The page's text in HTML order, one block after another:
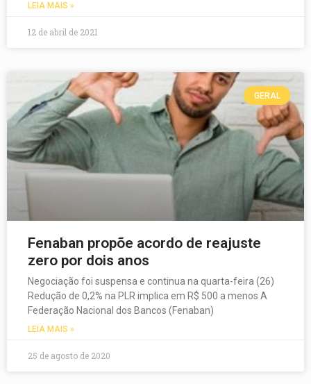
LEIA MAIS »
12 de abril de 2021
GERAL
Fenaban propõe acordo de reajuste
zero por dois anos
Negociação foi suspensa e continua na quarta-feira (26)
Redução de 0,2% na PLR implica em R$ 500 a menos A
Federação Nacional dos Bancos (Fenaban)
LEIA MAIS »
25 de agosto de 2020